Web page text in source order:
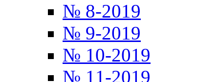
№ 8-2019
№ 9-2019
№ 10-2019
№ 11-2019